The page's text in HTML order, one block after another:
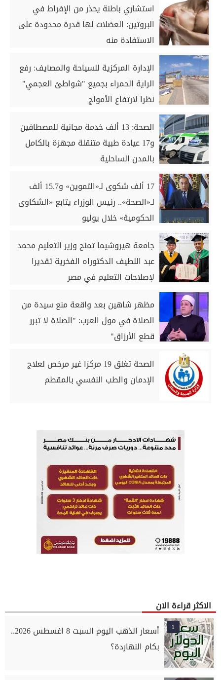
استشاري باطنة يحذر من الإفراط في
البروتين: العضلات لها قدرة محدودة على
الاستفادة منه
الإدارة المركزية للسياحة والمصايف: رفع
الراية الحمراء بجميع "شواطئ العجمي"
نظرا لارتفاع الأمواج
الصحة: 13 ألف خدمة مجانية للمصطافين
و17 عيادة طبية متنقلة مجهزة بالكامل
بالمدن الساحلية
17 ألف شكوى لـ«التموين» و15.7 ألف
لـ«الصحة».. رئيس الوزراء يتابع «الشكاوى
الحكومية» خلال يوليو
جامعة هيروشيما تمنح وزير التعليم محمد
عبد اللطيف الدكتوراه الفخرية تقديرا
لإصلاحات التعليم في مصر
مظهر شاهين بعد واقعة منع سيدة من
الصلاة في مول العرب: "الصلاة لا تبرر
قطع الأرزاق"
الصحة تغلق 19 مركزا غير مرخص لعلاج
الإدمان والطب النفسي بالمقطم
الاكثر قراءة الان
1
أسعار الذهب اليوم السبت 8 اغسطس 2026..
بكام النهاردة؟